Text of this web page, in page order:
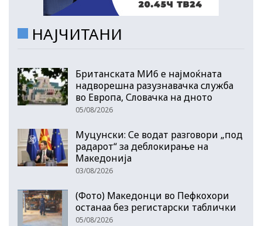
НАЈЧИТАНИ
Британската МИ6 е најмоќната
надворешна разузнавачка служба
во Европа, Словачка на дното
05/08/2026
Муцунски: Се водат разговори „под
радарот“ за деблокирање на
Македонија
03/08/2026
(Фото) Македонци во Пефкохори
останаа без регистарски таблички
05/08/2026